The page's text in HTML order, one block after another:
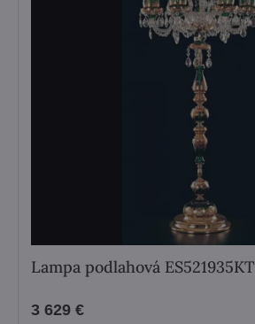
Lampa podlahová ES521935KT
3 629 €